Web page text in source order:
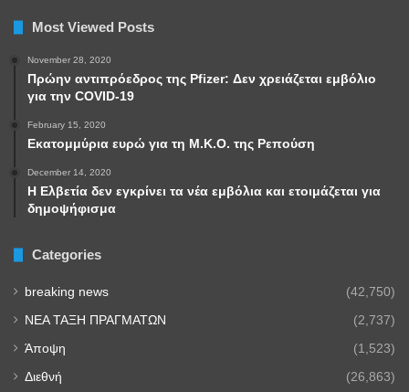
Most Viewed Posts
November 28, 2020
Πρώην αντιπρόεδρος της Pfizer: Δεν χρειάζεται εμβόλιο
για την COVID-19
February 15, 2020
Εκατομμύρια ευρώ για τη Μ.Κ.Ο. της Ρεπούση
December 14, 2020
Η Ελβετία δεν εγκρίνει τα νέα εμβόλια και ετοιμάζεται για
δημοψήφισμα
Categories
breaking news (42,750)
NEA TAΞΗ ΠΡΑΓΜΑΤΩΝ (2,737)
Άποψη (1,523)
Διεθνή (26,863)